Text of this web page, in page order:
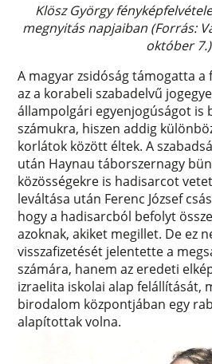
Klösz György
megnyitás napjaiban (Forrás:
október 7.)
A magyar zsidóság támogatta
az a korabeli szabadelvű
állampolgári egyenjogúságot is
számukra, hiszen addig
korlátok között éltek. A
után Haynau táborszernagy
közösségekre is hadisarcot
leváltása után Ferenc József
hogy a hadisarcból befolyt
azoknak, akiket megillet. De ez
visszafizetését jelentette a
számára, hanem az eredeti
izraelita iskolai alap felállítását,
birodalom központjában egy
alapítottak volna.